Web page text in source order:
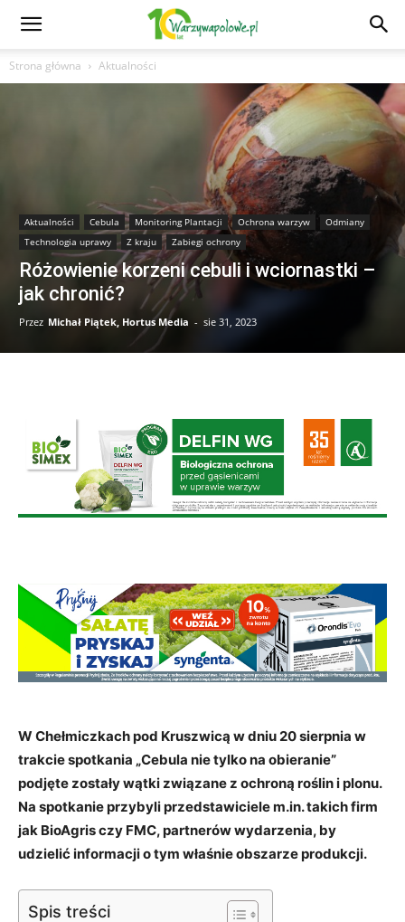
Strona główna Aktualności
Aktualności Cebula Monitoring Plantacji Ochrona warzyw
Odmiany
Technologia uprawy
Z kraju Zabiegi ochrony
Różowienie korzeni cebuli i wciornastki –
jak chronić?
Przez Michał Piątek, Hortus Media - sie 31, 2023
W Chełmiczkach pod Kruszwicą w dniu 20 sierpnia w
trakcie spotkania „Cebula nie tylko na obieranie”
podjęte zostały wątki związane z ochroną roślin i plonu.
Na spotkanie przybyli przedstawiciele m.in. takich firm
jak BioAgris czy FMC, partnerów wydarzenia, by
udzielić informacji o tym właśnie obszarze produkcji.
Spis treści